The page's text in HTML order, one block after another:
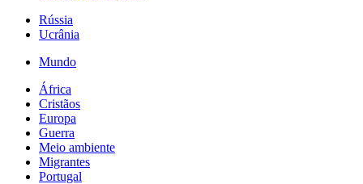
Rússia
Ucrânia
Mundo
África
Cristãos
Europa
Guerra
Meio ambiente
Migrantes
Portugal